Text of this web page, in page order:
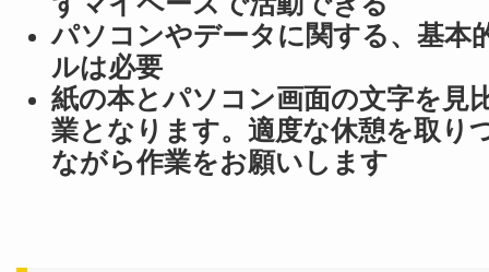
パソコンやデータに関する、基本
ルは必要
紙の本とパソコン画面の文字を見
業となります。適度な休憩を取り
ながら作業をお願いします